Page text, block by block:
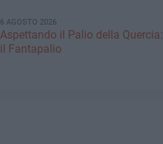
6 AGOSTO 2026
Aspettando il Palio della Quercia:
il Fantapalio